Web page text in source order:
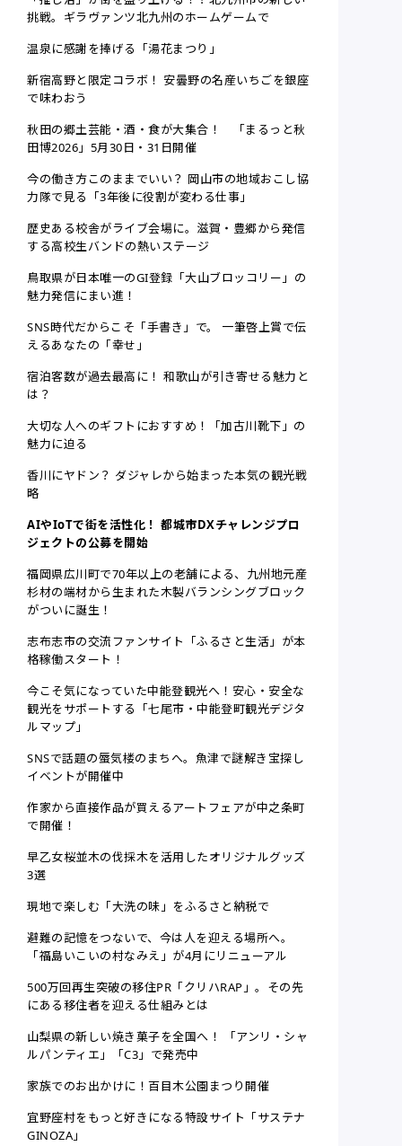
挑戦。ギラヴァンツ北九州のホームゲームで
温泉に感謝を捧げる「湯花まつり」
新宿高野と限定コラボ！ 安曇野の名産いちごを銀座
で味わおう
秋田の郷土芸能・酒・食が大集合！ 「まるっと秋
田博2026」5月30日・31日開催
今の働き方このままでいい？ 岡山市の地域おこし協
力隊で見る「3年後に役割が変わる仕事」
歴史ある校舎がライブ会場に。滋賀・豊郷から発信
する高校生バンドの熱いステージ
鳥取県が日本唯一のGI登録「大山ブロッコリー」の
魅力発信にまい進！
SNS時代だからこそ「手書き」で。 一筆啓上賞で伝
えるあなたの「幸せ」
宿泊客数が過去最高に！ 和歌山が引き寄せる魅力と
は？
大切な人へのギフトにおすすめ！「加古川靴下」の
魅力に迫る
香川にヤドン？ ダジャレから始まった本気の観光戦
略
AIやIoTで街を活性化！ 都城市DXチャレンジプロ
ジェクトの公募を開始
福岡県広川町で70年以上の老舗による、九州地元産
杉材の端材から生まれた木製バランシングブロック
がついに誕生！
志布志市の交流ファンサイト「ふるさと生活」が本
格稼働スタート！
今こそ気になっていた中能登観光へ！安心・安全な
観光をサポートする「七尾市・中能登町観光デジタ
ルマップ」
SNSで話題の蜃気楼のまちへ。魚津で謎解き宝探し
イベントが開催中
作家から直接作品が買えるアートフェアが中之条町
で開催！
早乙女桜並木の伐採木を活用したオリジナルグッズ
3選
現地で楽しむ「大洗の味」をふるさと納税で
避難の記憶をつないで、今は人を迎える場所へ。
「福島いこいの村なみえ」が4月にリニューアル
500万回再生突破の移住PR「クリハRAP」。その先
にある移住者を迎える仕組みとは
山梨県の新しい焼き菓子を全国へ！ 「アンリ・シャ
ルパンティエ」「C3」で発売中
家族でのお出かけに！百目木公園まつり開催
宜野座村をもっと好きになる特設サイト「サステナ
GINOZA」